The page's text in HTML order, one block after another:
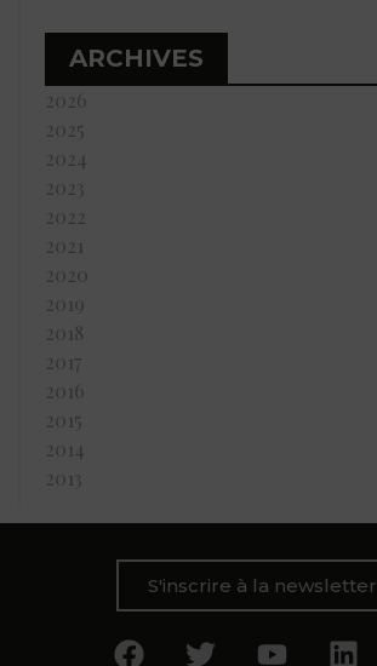
ARCHIVES
2026
2025
2024
2023
2022
2021
2020
2019
2018
2017
2016
2015
2014
2013
S'inscrire à la newsletter